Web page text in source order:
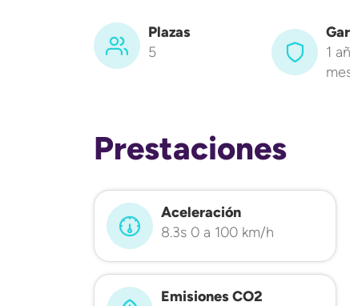
Plazas
5
1
Prestaciones
Aceleración
8.3s 0 a 100 km/h
Emisiones CO2